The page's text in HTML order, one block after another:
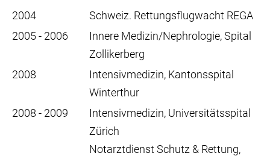
2004
Schweiz. Rettungsflugwacht REGA
2005 - 2006
Innere Medizin/Nephrologie, Spital
Zollikerberg
2008
Intensivmedizin, Kantonsspital
Winterthur
2008 - 2009
Intensivmedizin, Universitätsspital
Zürich
Notarztdienst Schutz & Rettung,